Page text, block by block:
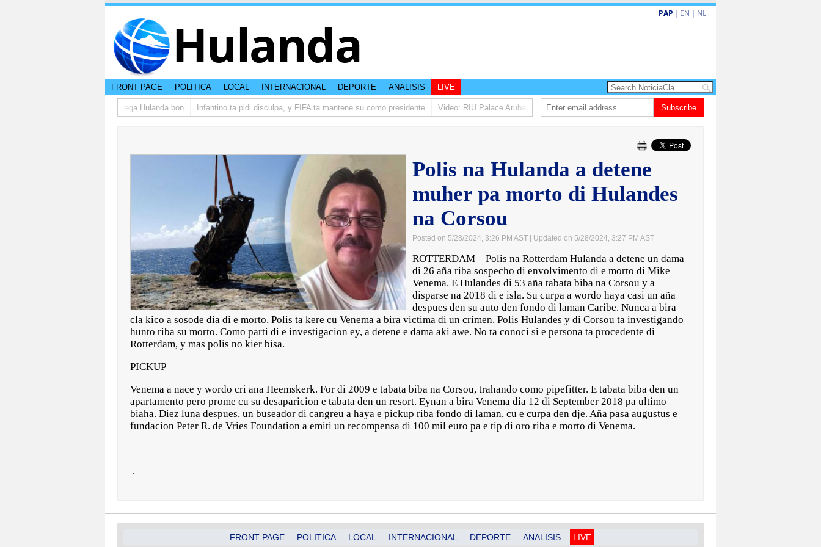
Hulanda PAP | EN | NL
FRONT PAGE POLITICA LOCAL INTERNACIONAL DEPORTE ANALISIS LIVE
di studiantenan di Aruba a yega Hulanda bon Infantino ta pidi disculpa, y FIFA ta mantene su como presidente Video: RIU Palace Aruba ta eleva turismo premium cu renobacion di US$106 miyon
Subscribe
Polis na Hulanda a detene
muher pa morto di Hulandes
na Corsou
Posted on 5/28/2024, 3:26 PM AST | Updated on 5/28/2024, 3:27 PM AST
ROTTERDAM – Polis na Rotterdam Hulanda a detene un dama
di 26 aña riba sospecho di envolvimento di e morto di Mike
Venema. E Hulandes di 53 aña tabata biba na Corsou y a
disparse na 2018 di e isla. Su curpa a wordo haya casi un aña
despues den su auto den fondo di laman Caribe. Nunca a bira
cla kico a sosode dia di e morto. Polis ta kere cu Venema a bira victima di un crimen. Polis Hulandes y di Corsou ta investigando
hunto riba su morto. Como parti di e investigacion ey, a detene e dama aki awe. No ta conoci si e persona ta procedente di
Rotterdam, y mas polis no kier bisa.
PICKUP
Venema a nace y wordo cri ana Heemskerk. For di 2009 e tabata biba na Corsou, trahando como pipefitter. E tabata biba den un
apartamento pero prome cu su desaparicion e tabata den un resort. Eynan a bira Venema dia 12 di September 2018 pa ultimo
biaha. Diez luna despues, un buseador di cangreu a haya e pickup riba fondo di laman, cu e curpa den dje. Aña pasa augustus e
fundacion Peter R. de Vries Foundation a emiti un recompensa di 100 mil euro pa e tip di oro riba e morto di Venema.
.
FRONT PAGE POLITICA LOCAL INTERNACIONAL DEPORTE ANALISIS LIVE